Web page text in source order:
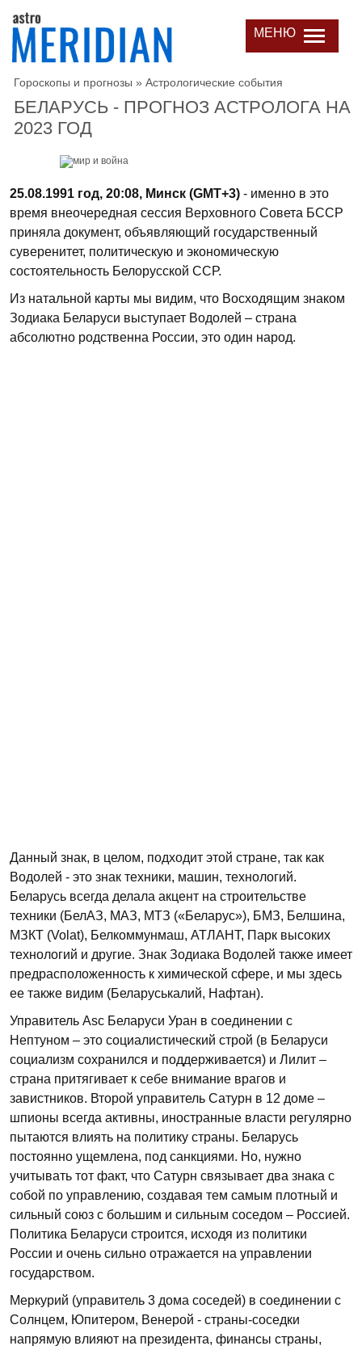
МЕНЮ
Гороскопы и прогнозы » Астрологические события
БЕЛАРУСЬ - ПРОГНОЗ АСТРОЛОГА НА
2023 ГОД
25.08.1991 год, 20:08, Минск (GMT+3) - именно в это
время внеочередная сессия Верховного Совета БССР
приняла документ, объявляющий государственный
суверенитет, политическую и экономическую
состоятельность Белорусской ССР.
Из натальной карты мы видим, что Восходящим знаком
Зодиака Беларуси выступает Водолей – страна
абсолютно родственна России, это один народ.
Данный знак, в целом, подходит этой стране, так как
Водолей - это знак техники, машин, технологий.
Беларусь всегда делала акцент на строительстве
техники (БелАЗ, МАЗ, МТЗ («Беларус»), БМЗ, Белшина,
МЗКТ (Volat), Белкоммунмаш, АТЛАНТ, Парк высоких
технологий и другие. Знак Зодиака Водолей также имеет
предрасположенность к химической сфере, и мы здесь
ее также видим (Беларуськалий, Нафтан).
Управитель Asc Беларуси Уран в соединении с
Нептуном – это социалистический строй (в Беларуси
социализм сохранился и поддерживается) и Лилит –
страна притягивает к себе внимание врагов и
завистников. Второй управитель Сатурн в 12 доме –
шпионы всегда активны, иностранные власти регулярно
пытаются влиять на политику страны. Беларусь
постоянно ущемлена, под санкциями. Но, нужно
учитывать тот факт, что Сатурн связывает два знака с
собой по управлению, создавая тем самым плотный и
сильный союз с большим и сильным соседом – Россией.
Политика Беларуси строится, исходя из политики
России и очень сильно отражается на управлении
государством.
Меркурий (управитель 3 дома соседей) в соединении с
Солнцем, Юпитером, Венерой - страны-соседки
напрямую влияют на президента, финансы страны,